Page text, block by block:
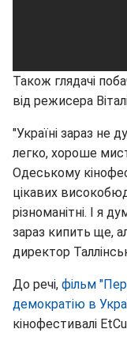
Також глядачі
від режисера
"Україні зараз не
легко, хороше
Одеському
цікавих
різноманітні. І я
зараз кипить ще,
директор
До речі, фільм
демократію в
кінофестивалі